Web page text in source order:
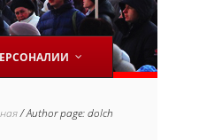
/Author page: dolch